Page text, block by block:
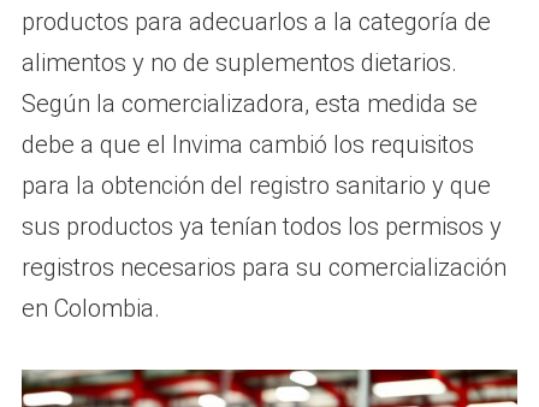
productos para adecuarlos a la categoría de
alimentos y no de suplementos dietarios.
Según la comercializadora, esta medida se
debe a que el Invima cambió los requisitos
para la obtención del registro sanitario y que
sus productos ya tenían todos los permisos y
registros necesarios para su comercialización
en Colombia.